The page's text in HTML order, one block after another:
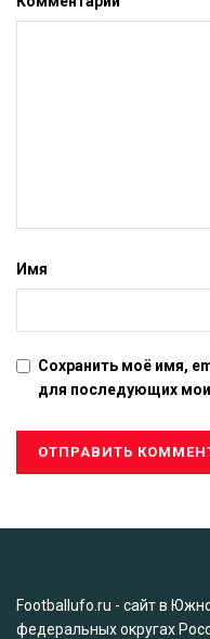
Имя
Сохранить моё имя,
для последующих
Footballufo.ru - сайт в
федеральных округах